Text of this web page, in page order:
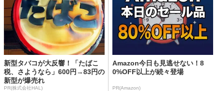
新型タバコが大反響！「たばこ
税、さようなら」600円→83円の
新型が爆売れ
PR(株式会社HAL)
Amazon今日も見逃せない！8
0%OFF以上が続々登場
PR(Amazon)